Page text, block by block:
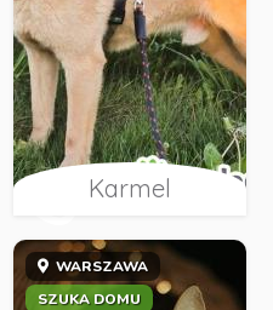
Karmel
WARSZAWA
SZUKA DOMU